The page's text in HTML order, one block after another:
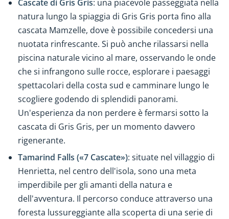
Cascate di Gris Gris: una piacevole passeggiata nella
natura lungo la spiaggia di Gris Gris porta fino alla
cascata Mamzelle, dove è possibile concedersi una
nuotata rinfrescante. Si può anche rilassarsi nella
piscina naturale vicino al mare, osservando le onde
che si infrangono sulle rocce, esplorare i paesaggi
spettacolari della costa sud e camminare lungo le
scogliere godendo di splendidi panorami.
Un'esperienza da non perdere è fermarsi sotto la
cascata di Gris Gris, per un momento davvero
rigenerante.
Tamarind Falls («7 Cascate»): situate nel villaggio di
Henrietta, nel centro dell'isola, sono una meta
imperdibile per gli amanti della natura e
dell'avventura. Il percorso conduce attraverso una
foresta lussureggiante alla scoperta di una serie di